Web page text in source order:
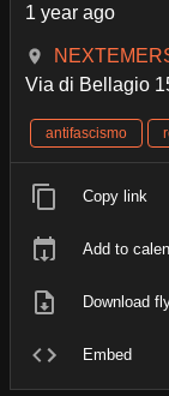
1 year ago
Via di Bellagio
antifascismo
Copy link
Add to
Download
Embed